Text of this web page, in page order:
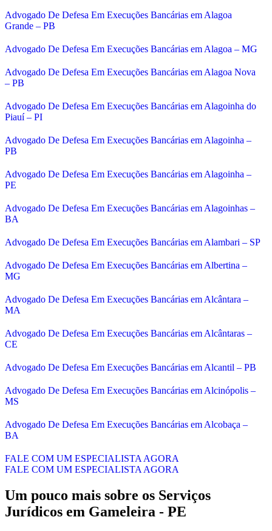
Advogado De Defesa Em Execuções Bancárias em Alagoa
Grande – PB
Advogado De Defesa Em Execuções Bancárias em Alagoa – MG
Advogado De Defesa Em Execuções Bancárias em Alagoa Nova
– PB
Advogado De Defesa Em Execuções Bancárias em Alagoinha do
Piauí – PI
Advogado De Defesa Em Execuções Bancárias em Alagoinha –
PB
Advogado De Defesa Em Execuções Bancárias em Alagoinha –
PE
Advogado De Defesa Em Execuções Bancárias em Alagoinhas –
BA
Advogado De Defesa Em Execuções Bancárias em Alambari – SP
Advogado De Defesa Em Execuções Bancárias em Albertina –
MG
Advogado De Defesa Em Execuções Bancárias em Alcântara –
MA
Advogado De Defesa Em Execuções Bancárias em Alcântaras –
CE
Advogado De Defesa Em Execuções Bancárias em Alcantil – PB
Advogado De Defesa Em Execuções Bancárias em Alcinópolis –
MS
Advogado De Defesa Em Execuções Bancárias em Alcobaça –
BA
FALE COM UM ESPECIALISTA AGORA
FALE COM UM ESPECIALISTA AGORA
Um pouco mais sobre os Serviços
Jurídicos em Gameleira - PE